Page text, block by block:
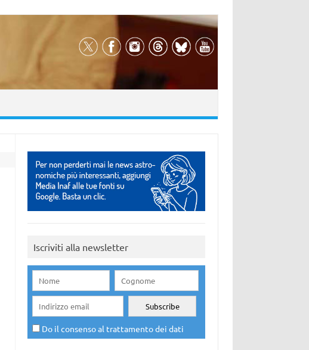
Iscriviti alla newsletter
Do il consenso al trattamento dei dati